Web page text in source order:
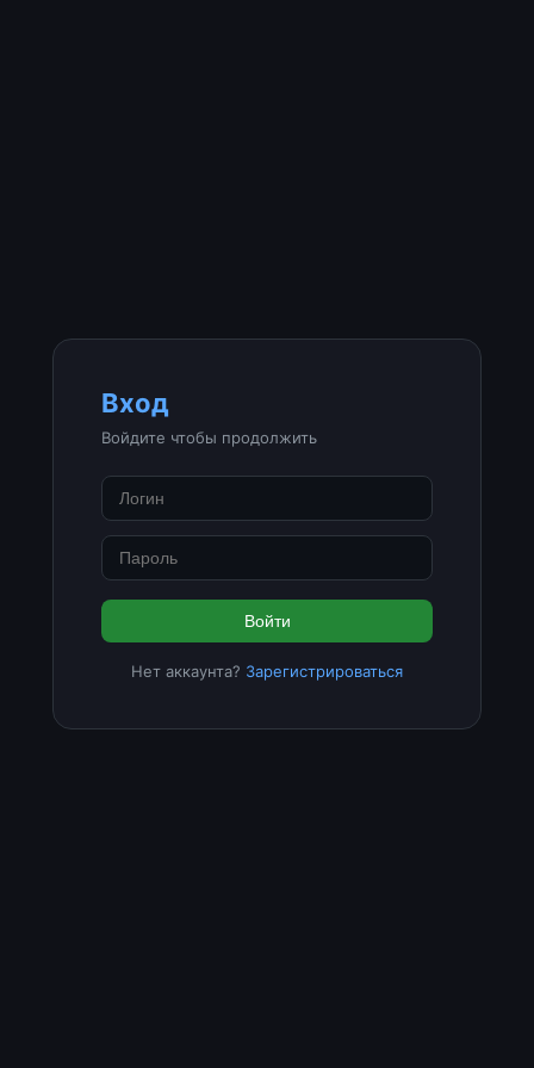
Вход
Войдите чтобы продолжить
Войти
Нет аккаунта? Зарегистрироваться